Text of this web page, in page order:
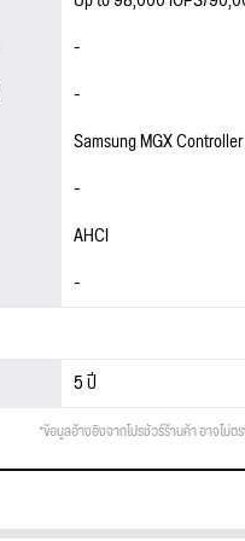
-
-
Samsung MGX Controller
-
AHCI
-
5 ปี
*ข้อมูลอ้างอิงจากโปรชัวร์ร้านค้า อาจไม่